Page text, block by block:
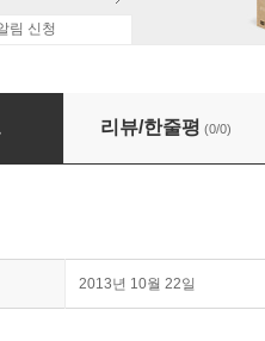
림 신청
Trio - A Charlie Brown
리뷰/한줄평 (0/0)
2013년 10월 22일